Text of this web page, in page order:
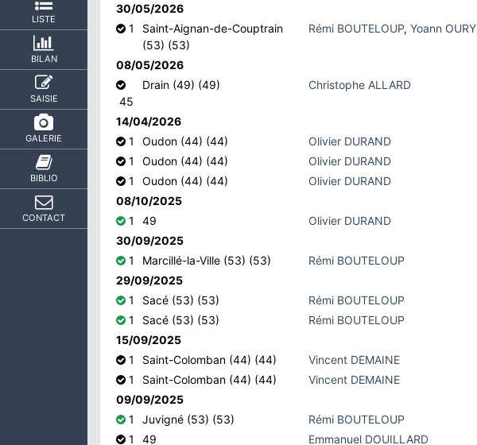
LISTE
BILAN
SAISIE
GALERIE
BIBLIO
CONTACT
30/05/2026
1
Saint-Aignan-de-Couptrain
(53) (53)
Rémi BOUTELOUP,Yoann OURY
08/05/2026
45
Drain (49) (49) Christophe ALLARD
14/04/2026
1
Oudon (44) (44)
Olivier DURAND
1
Oudon (44) (44)
Olivier DURAND
1
Oudon (44) (44)
Olivier DURAND
08/10/2025
1
49
Olivier DURAND
30/09/2025
1
Marcillé-la-Ville (53) (53)
Rémi BOUTELOUP
29/09/2025
1
Sacé (53) (53)
Rémi BOUTELOUP
1
Sacé (53) (53)
Rémi BOUTELOUP
15/09/2025
1
Saint-Colomban (44) (44)
Vincent DEMAINE
1
Saint-Colomban (44) (44)
Vincent DEMAINE
09/09/2025
1
Juvigné (53) (53)
Rémi BOUTELOUP
1
49
Emmanuel DOUILLARD